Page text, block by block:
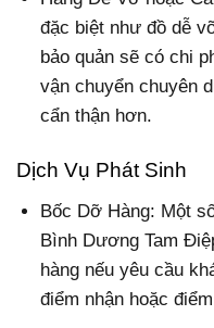
đặc biệt như đồ dễ
bảo quản sẽ có chi
vận chuyển chuyên
cẩn thận hơn.
Dịch Vụ Phát Sinh
Bốc Dỡ Hàng: Một
Bình Dương Tam
hàng nếu yêu cầu
điểm nhận hoặc